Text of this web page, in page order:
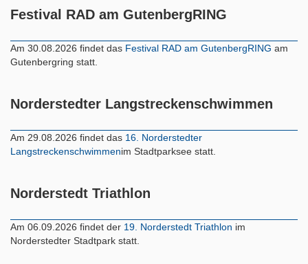
Festival RAD am GutenbergRING
Am 30.08.2026 findet das Festival RAD am GutenbergRING am
Gutenbergring statt.
Norderstedter Langstreckenschwimmen
Am 29.08.2026 findet das 16. Norderstedter
Langstreckenschwimmenim Stadtparksee statt.
Norderstedt Triathlon
Am 06.09.2026 findet der 19. Norderstedt Triathlon im
Norderstedter Stadtpark statt.